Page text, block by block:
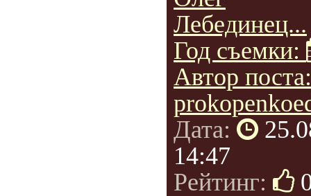
Лебединец...
Год съемки:
Автор
Дата:
14:47
Рейтинг: